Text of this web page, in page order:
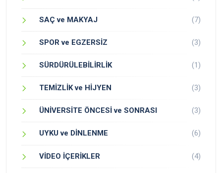
SAÇ ve MAKYAJ (7)
SPOR ve EGZERSİZ (3)
SÜRDÜRÜLEBİLİRLİK (1)
TEMİZLİK ve HİJYEN (3)
ÜNİVERSİTE ÖNCESİ ve SONRASI (3)
UYKU ve DİNLENME (6)
VİDEO İÇERİKLER (4)